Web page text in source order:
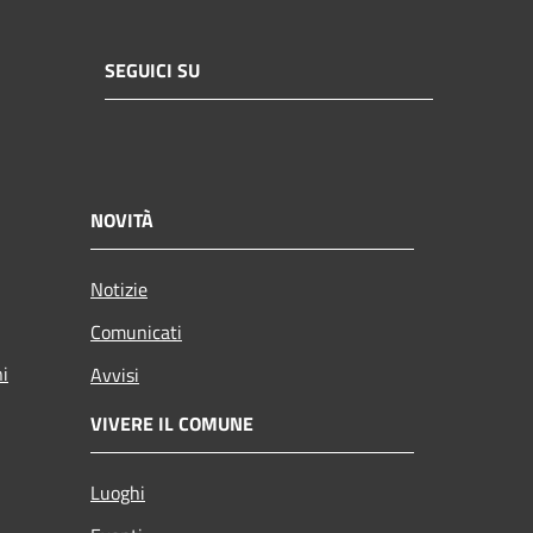
SEGUICI SU
NOVITÀ
Notizie
Comunicati
Avvisi
VIVERE IL COMUNE
Luoghi